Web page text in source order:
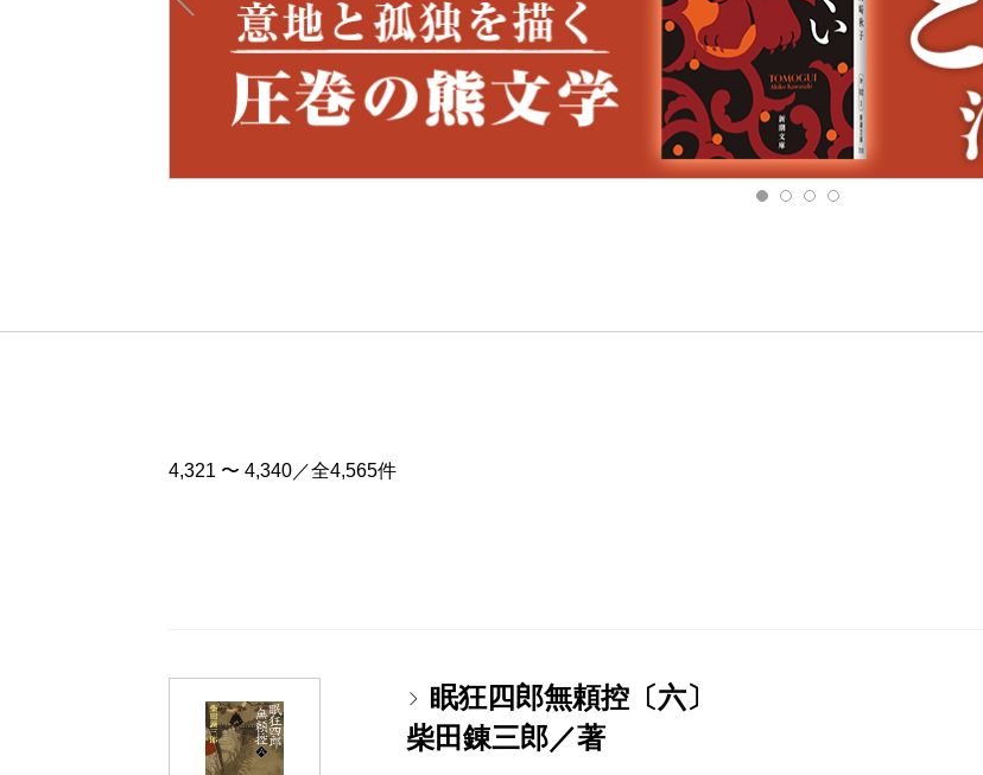
4,321 〜 4,340／全4,565件
眠狂四郎無頼控〔六〕
柴田錬三郎／著